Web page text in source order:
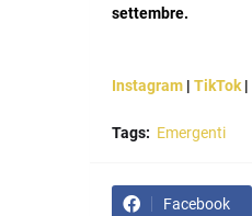
settembre.
Instagram | TikTok |
Tags: Emergenti
Facebook